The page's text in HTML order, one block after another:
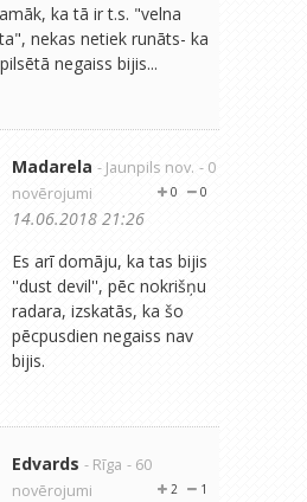
ka tā ir t.s. "velna
nekas netiek runāts- ka
negaiss bijis...
Madarela - Jaunpils nov. - 0
novērojumi
0
0
14.06.2018 21:26
Es arī domāju, ka tas bijis
''dust devil'', pēc nokrišņu
radara, izskatās, ka šo
pēcpusdien negaiss nav
bijis.
Edvards - Rīga - 60
novērojumi
1
2